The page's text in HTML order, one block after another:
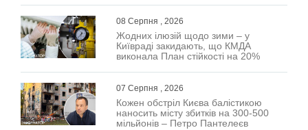
08 Серпня , 2026
Жодних ілюзій щодо зими – у
Київраді закидають, що КМДА
виконала План стійкості на 20%
07 Серпня , 2026
Кожен обстріл Києва балістикою
наносить місту збитків на 300-500
мільйонів – Петро Пантелеєв